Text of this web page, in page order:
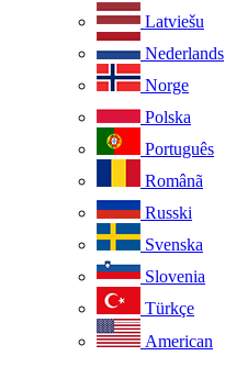
Latviešu
Nederlands
Norge
Polska
Português
Românã
Russki
Svenska
Slovenia
Türkçe
American